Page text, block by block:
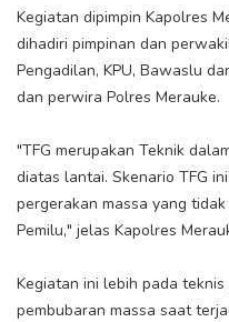
Kegiatan dipimpin Kapolres
dihadiri pimpinan dan
Pengadilan, KPU, Bawaslu
dan perwira Polres Merauke.
"TFG merupakan Teknik
diatas lantai. Skenario TFG
pergerakan massa yang
Pemilu," jelas Kapolres
Kegiatan ini lebih pada
pembubaran massa saat